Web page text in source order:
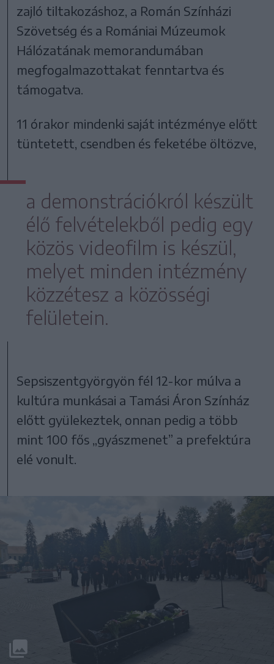
zajló tiltakozáshoz, a Román Színházi
Szövetség és a Romániai Múzeumok
Hálózatának memorandumában
megfogalmazottakat fenntartva és
támogatva.
11 órakor mindenki saját intézménye előtt
tüntetett, csendben és feketébe öltözve,
a demonstrációkról készült
élő felvételekből pedig egy
közös videofilm is készül,
melyet minden intézmény
közzétesz a közösségi
felületein.
Sepsiszentgyörgyön fél 12-kor múlva a
kultúra munkásai a Tamási Áron Színház
előtt gyülekeztek, onnan pedig a több
mint 100 fős „gyászmenet” a prefektúra
elé vonult.